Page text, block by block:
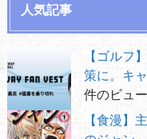
人気記事
【ゴルフ
策に。キ
件のビュー
【食漫】